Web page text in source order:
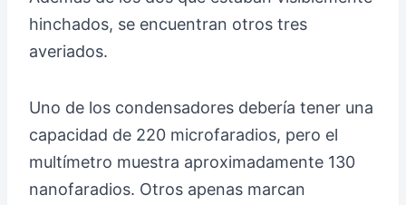
hinchados, se encuentran otros tres
averiados.
Uno de los condensadores debería tener una
capacidad de 220 microfaradios, pero el
multímetro muestra aproximadamente 130
nanofaradios. Otros apenas marcan